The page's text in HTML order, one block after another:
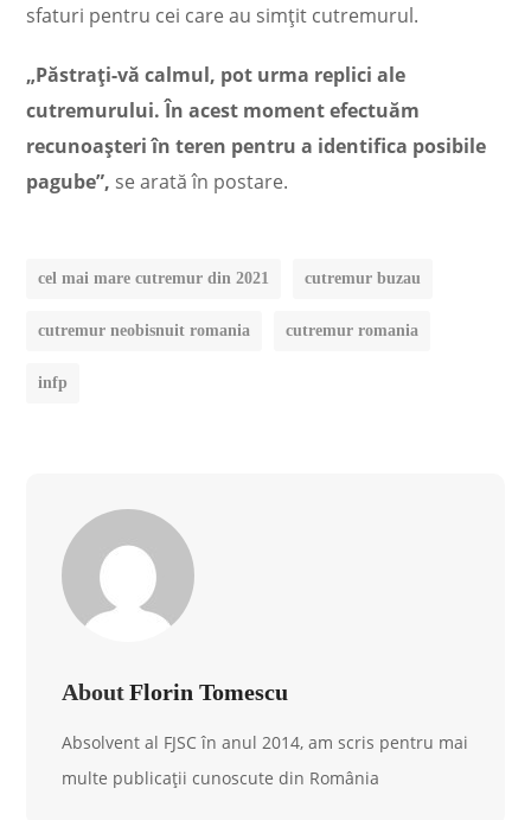
sfaturi pentru cei care au simţit cutremurul.
„Păstraţi-vă calmul, pot urma replici ale
cutremurului. În acest moment efectuăm
recunoaşteri în teren pentru a identifica posibile
pagube”, se arată în postare.
cel mai mare cutremur din 2021 cutremur buzau
cutremur neobisnuit romania cutremur romania
infp
About Florin Tomescu
Absolvent al FJSC în anul 2014, am scris pentru mai
multe publicații cunoscute din România